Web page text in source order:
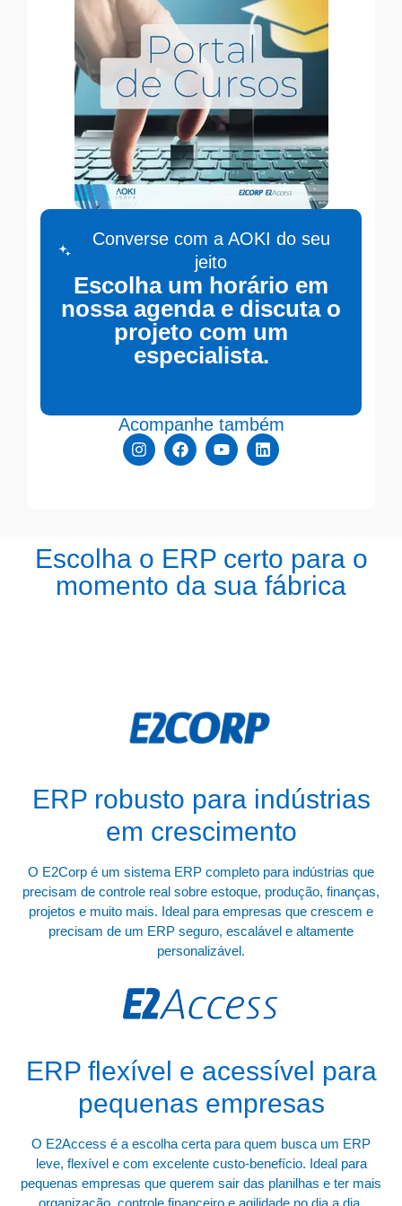
Converse com a AOKI do seu
jeito
Escolha um horário em
nossa agenda e discuta o
projeto com um
especialista.
Acompanhe também
Escolha o ERP certo para o
momento da sua fábrica
ERP robusto para indústrias
em crescimento
O E2Corp é um sistema ERP completo para indústrias que
precisam de controle real sobre estoque, produção, finanças,
projetos e muito mais. Ideal para empresas que crescem e
precisam de um ERP seguro, escalável e altamente
personalizável.
ERP flexível e acessível para
pequenas empresas
O E2Access é a escolha certa para quem busca um ERP
leve, flexível e com excelente custo-benefício. Ideal para
pequenas empresas que querem sair das planilhas e ter mais